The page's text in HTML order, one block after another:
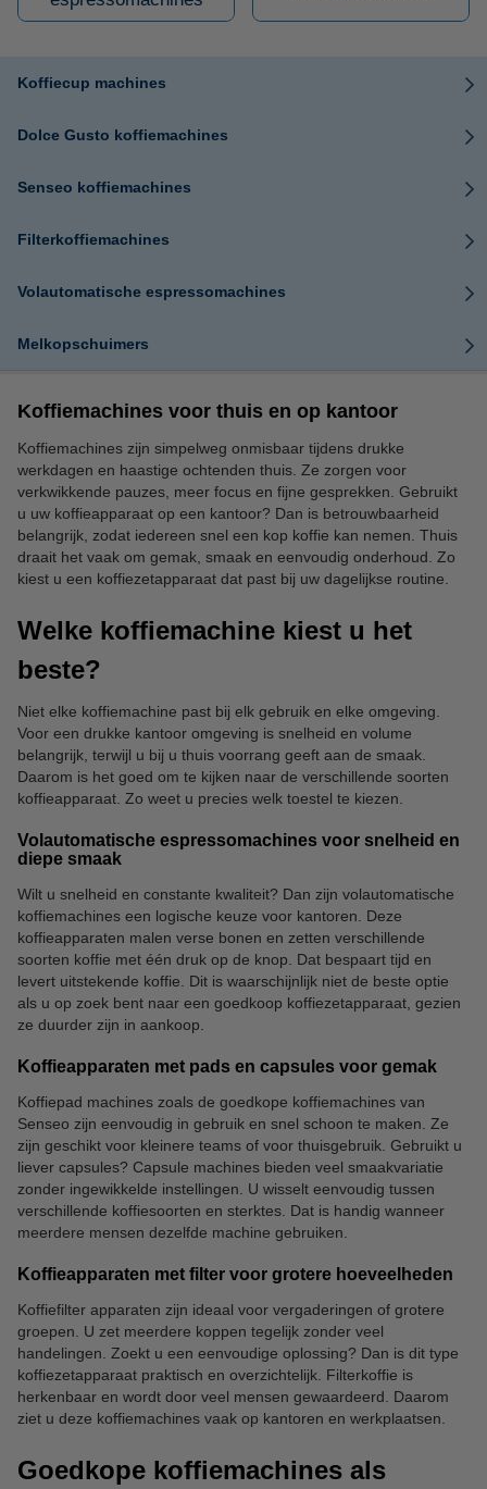
Koffiecup machines
Dolce Gusto koffiemachines
Senseo koffiemachines
Filterkoffiemachines
Volautomatische espressomachines
Melkopschuimers
Koffiemachines voor thuis en op kantoor
Koffiemachines zijn simpelweg onmisbaar tijdens drukke
werkdagen en haastige ochtenden thuis. Ze zorgen voor
verkwikkende pauzes, meer focus en fijne gesprekken. Gebruikt
u uw koffieapparaat op een kantoor? Dan is betrouwbaarheid
belangrijk, zodat iedereen snel een kop koffie kan nemen. Thuis
draait het vaak om gemak, smaak en eenvoudig onderhoud. Zo
kiest u een koffiezetapparaat dat past bij uw dagelijkse routine.
Welke koffiemachine kiest u het
beste?
Niet elke koffiemachine past bij elk gebruik en elke omgeving.
Voor een drukke kantoor omgeving is snelheid en volume
belangrijk, terwijl u bij u thuis voorrang geeft aan de smaak.
Daarom is het goed om te kijken naar de verschillende soorten
koffieapparaat. Zo weet u precies welk toestel te kiezen.
Volautomatische espressomachines voor snelheid en
diepe smaak
Wilt u snelheid en constante kwaliteit? Dan zijn volautomatische
koffiemachines een logische keuze voor kantoren. Deze
koffieapparaten malen verse bonen en zetten verschillende
soorten koffie met één druk op de knop. Dat bespaart tijd en
levert uitstekende koffie. Dit is waarschijnlijk niet de beste optie
als u op zoek bent naar een goedkoop koffiezetapparaat, gezien
ze duurder zijn in aankoop.
Koffieapparaten met pads en capsules voor gemak
Koffiepad machines zoals de goedkope koffiemachines van
Senseo zijn eenvoudig in gebruik en snel schoon te maken. Ze
zijn geschikt voor kleinere teams of voor thuisgebruik. Gebruikt u
liever capsules? Capsule machines bieden veel smaakvariatie
zonder ingewikkelde instellingen. U wisselt eenvoudig tussen
verschillende koffiesoorten en sterktes. Dat is handig wanneer
meerdere mensen dezelfde machine gebruiken.
Koffieapparaten met filter voor grotere hoeveelheden
Koffiefilter apparaten zijn ideaal voor vergaderingen of grotere
groepen. U zet meerdere koppen tegelijk zonder veel
handelingen. Zoekt u een eenvoudige oplossing? Dan is dit type
koffiezetapparaat praktisch en overzichtelijk. Filterkoffie is
herkenbaar en wordt door veel mensen gewaardeerd. Daarom
ziet u deze koffiemachines vaak op kantoren en werkplaatsen.
Goedkope koffiemachines als